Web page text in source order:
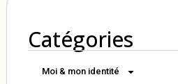
Catégories
Moi & mon identité